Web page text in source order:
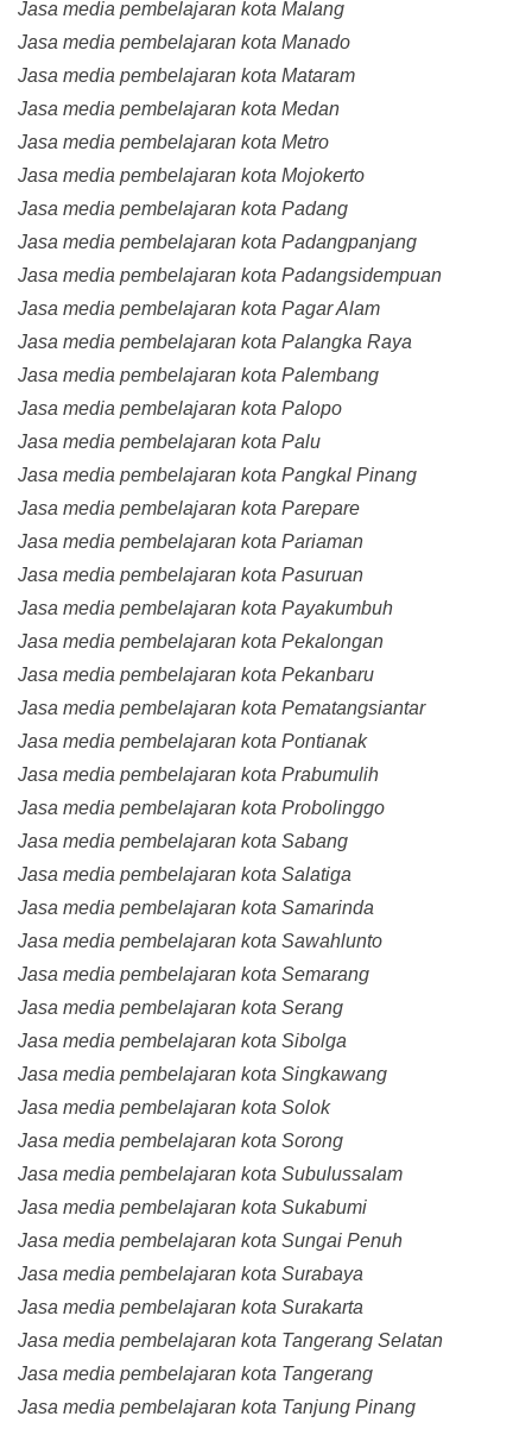
Jasa media pembelajaran kota Malang
Jasa media pembelajaran kota Manado
Jasa media pembelajaran kota Mataram
Jasa media pembelajaran kota Medan
Jasa media pembelajaran kota Metro
Jasa media pembelajaran kota Mojokerto
Jasa media pembelajaran kota Padang
Jasa media pembelajaran kota Padangpanjang
Jasa media pembelajaran kota Padangsidempuan
Jasa media pembelajaran kota Pagar Alam
Jasa media pembelajaran kota Palangka Raya
Jasa media pembelajaran kota Palembang
Jasa media pembelajaran kota Palopo
Jasa media pembelajaran kota Palu
Jasa media pembelajaran kota Pangkal Pinang
Jasa media pembelajaran kota Parepare
Jasa media pembelajaran kota Pariaman
Jasa media pembelajaran kota Pasuruan
Jasa media pembelajaran kota Payakumbuh
Jasa media pembelajaran kota Pekalongan
Jasa media pembelajaran kota Pekanbaru
Jasa media pembelajaran kota Pematangsiantar
Jasa media pembelajaran kota Pontianak
Jasa media pembelajaran kota Prabumulih
Jasa media pembelajaran kota Probolinggo
Jasa media pembelajaran kota Sabang
Jasa media pembelajaran kota Salatiga
Jasa media pembelajaran kota Samarinda
Jasa media pembelajaran kota Sawahlunto
Jasa media pembelajaran kota Semarang
Jasa media pembelajaran kota Serang
Jasa media pembelajaran kota Sibolga
Jasa media pembelajaran kota Singkawang
Jasa media pembelajaran kota Solok
Jasa media pembelajaran kota Sorong
Jasa media pembelajaran kota Subulussalam
Jasa media pembelajaran kota Sukabumi
Jasa media pembelajaran kota Sungai Penuh
Jasa media pembelajaran kota Surabaya
Jasa media pembelajaran kota Surakarta
Jasa media pembelajaran kota Tangerang Selatan
Jasa media pembelajaran kota Tangerang
Jasa media pembelajaran kota Tanjung Pinang